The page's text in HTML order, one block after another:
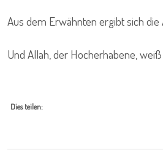
Aus dem Erwähnten ergibt sich die
Und Allah, der Hocherhabene,
Dies teilen: